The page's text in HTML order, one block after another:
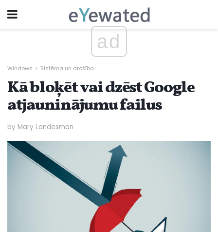
ad
Windows Sistēma un drošība
Kā bloķēt vai dzēst Google
atjauninājumu failus
by Mary Landesman